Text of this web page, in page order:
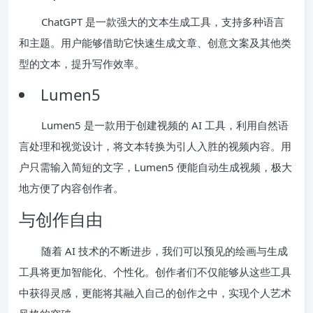
ChatGPT 是一款强大的文本生成工具，支持多种语言
和主题。用户能够借助它快速生成文章、创意文案及其他类
型的文本，提升写作效率。
Lumen5
Lumen5 是一款用于创建视频的 AI 工具，利用自然语
言处理和视觉设计，将文本转换为引人入胜的视频内容。用
户只需输入简短的文字，Lumen5 便能自动生成视频，极大
地方便了内容创作者。
与创作自由
随着 AI 技术的不断进步，我们可以预见的绘画与生成
工具将更加智能化、个性化。创作者们不仅能够从这些工具
中获得灵感，更能将其融入自己的创作之中，实现个人艺术